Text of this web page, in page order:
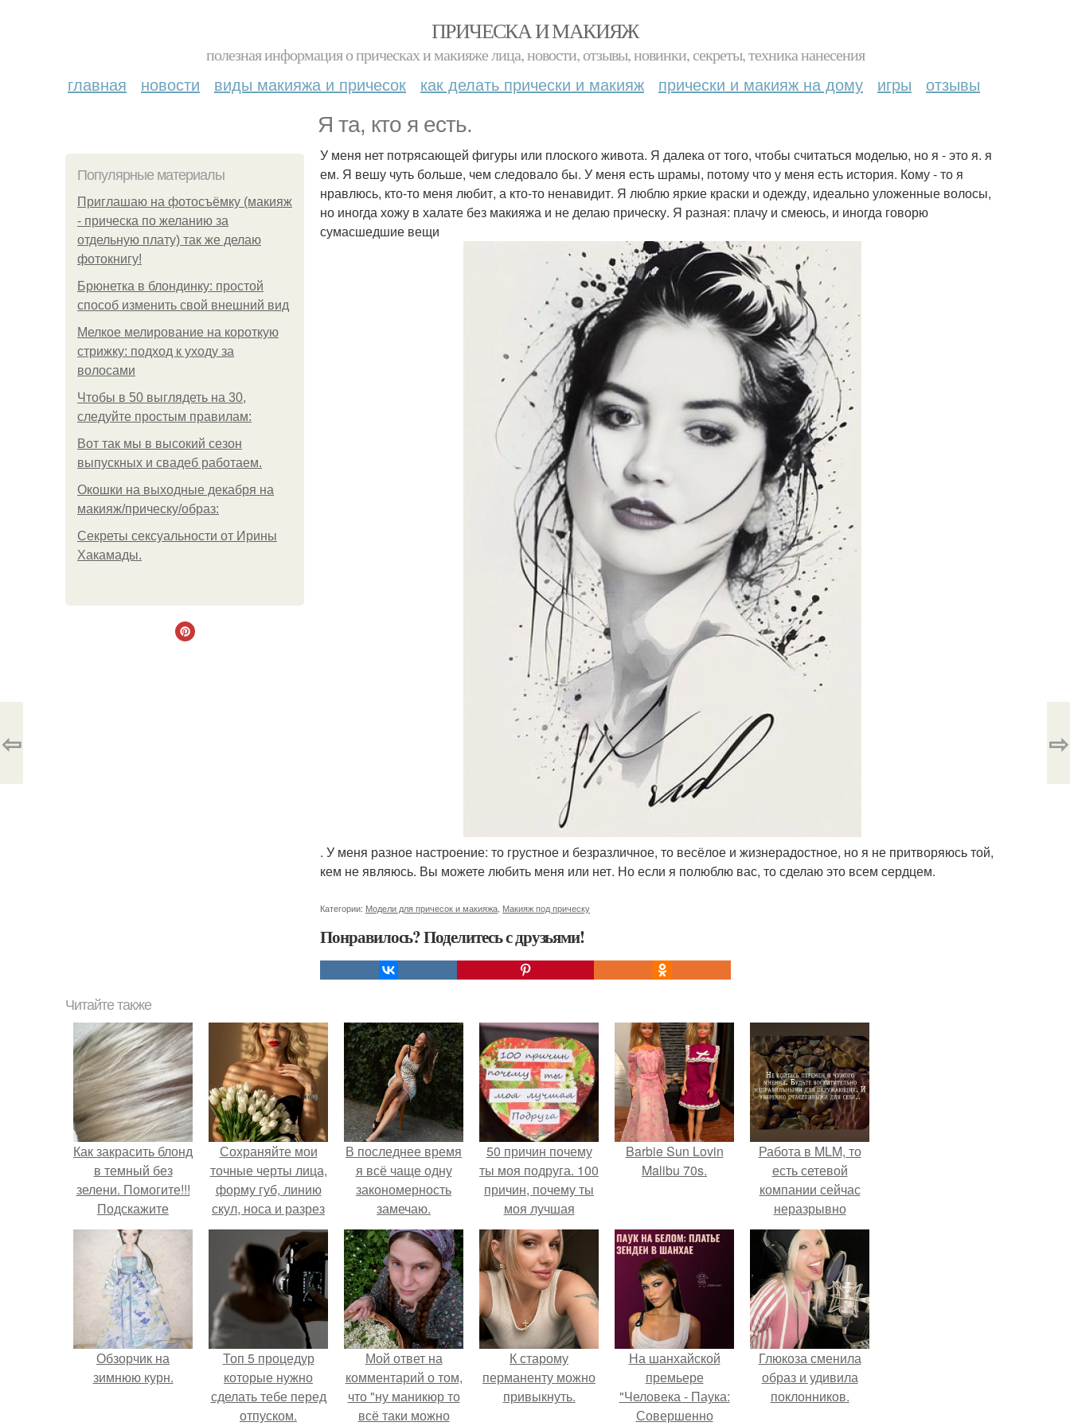
ПРИЧЕСКА И МАКИЯЖ
полезная информация о прическах и макияже лица, новости, отзывы, новинки, секреты, техника нанесения
главная новости виды макияжа и причесок как делать прически и макияж прически и макияж на дому игры отзывы
Я та, кто я есть.
Популярные материалы
Приглашаю на фотосъёмку (макияж
- прическа по желанию за
отдельную плату) так же делаю
фотокнигу!
Брюнетка в блондинку: простой
способ изменить свой внешний вид
Мелкое мелирование на короткую
стрижку: подход к уходу за
волосами
Чтобы в 50 выглядеть на 30,
следуйте простым правилам:
Вот так мы в высокий сезон
выпускных и свадеб работаем.
Окошки на выходные декабря на
макияж/прическу/образ:
Секреты сексуальности от Ирины
Хакамады.
У меня нет потрясающей фигуры или плоского живота. Я далека от того, чтобы считаться моделью, но я - это я. я
ем. Я вешу чуть больше, чем следовало бы. У меня есть шрамы, потому что у меня есть история. Кому - то я
нравлюсь, кто-то меня любит, а кто-то ненавидит. Я люблю яркие краски и одежду, идеально уложенные волосы,
но иногда хожу в халате без макияжа и не делаю прическу. Я разная: плачу и смеюсь, и иногда говорю
сумасшедшие вещи
. У меня разное настроение: то грустное и безразличное, то весёлое и жизнерадостное, но я не притворяюсь той,
кем не являюсь. Вы можете любить меня или нет. Но если я полюблю вас, то сделаю это всем сердцем.
Категории: Модели для причесок и макияжа Макияж под прическу
Понравилось? Поделитесь с друзьями!
⇦ ⇨
Читайте также
Как закрасить блонд
в темный без
зелени. Помогите!!!
Подскажите
формулу, из
блондинки в светло
русую
Сохраняйте мои
точные черты лица,
форму губ, линию
скул, носа и разрез
глаз.
В последнее время
я всё чаще одну
закономерность
замечаю.
50 причин почему
ты моя подруга. 100
причин, почему ты
моя лучшая
подруга.
Barbie Sun Lovin
Malibu 70s.
Работа в MLM, то
есть сетевой
компании сейчас
неразрывно
связана с создание
своего контента,
своей страницы в
соц сетях.
Обзорчик на
зимнюю курн.
Топ 5 процедур
которые нужно
сделать тебе перед
отпуском.
Мой ответ на
комментарий о том,
что "ну маникюр то
всё таки можно
К старому
перманенту можно
привыкнуть.
На шанхайской
премьере
"Человека - Паука:
Совершенно
Глюкоза сменила
образ и удивила
поклонников.